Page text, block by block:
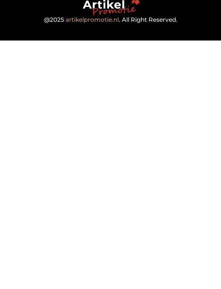
@2025 artikelpromotie.nl. All Right Reserved.